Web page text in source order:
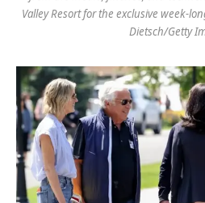
Valley Resort for the exclusive week-
Dietsch/Getty